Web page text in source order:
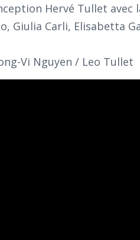
Hervé Tullet
Giulia Carli, Elisabetta
Vi Nguyen / Leo Tullet